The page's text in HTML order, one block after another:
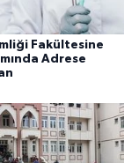
Fakültesine
Adrese